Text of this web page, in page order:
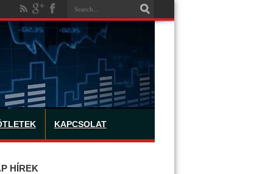
KAPCSOLAT
HÍREK